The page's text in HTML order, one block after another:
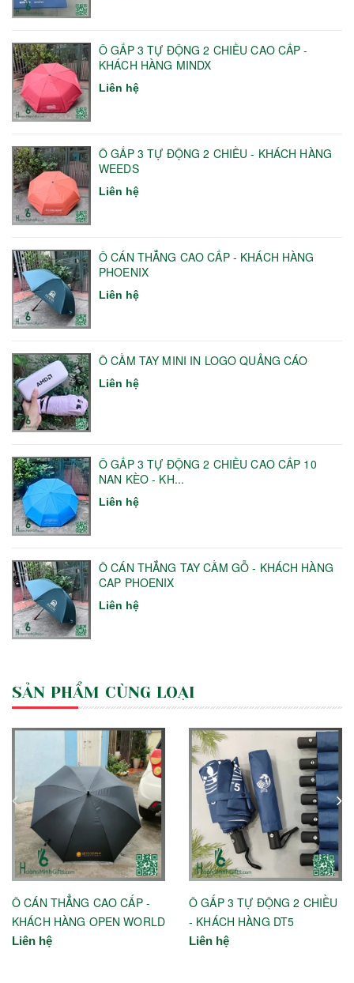
Ô GẤP 3 TỰ ĐỘNG 2 CHIỀU CAO CẤP -
KHÁCH HÀNG MINDX
Liên hệ
Ô GẤP 3 TỰ ĐỘNG 2 CHIỀU - KHÁCH HÀNG
WEEDS
Liên hệ
Ô CÁN THẲNG CAO CẤP - KHÁCH HÀNG
PHOENIX
Liên hệ
Ô CẦM TAY MINI IN LOGO QUẢNG CÁO
Liên hệ
Ô GẤP 3 TỰ ĐỘNG 2 CHIỀU CAO CẤP 10
NAN KÈO - KH...
Liên hệ
Ô CÁN THẲNG TAY CẦM GỖ - KHÁCH HÀNG
CAP PHOENIX
Liên hệ
SẢN PHẨM CÙNG LOẠI
Ô CÁN THẲNG CAO CẤP -
KHÁCH HÀNG OPEN WORLD
Liên hệ
Ô GẤP 3 TỰ ĐỘNG 2 CHIỀU
- KHÁCH HÀNG DT5
Liên hệ